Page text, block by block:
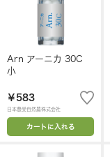
Arn アーニカ 30C
小
￥583
日本豊受自然農株式会社
カートに入れる